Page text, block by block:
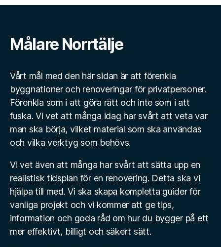
Målare Norrtälje
Vårt mål med den här sidan är att förenkla
byggnationer och renoveringar för privatpersoner.
Förenkla som i att göra rätt och inte som i att
fuska. Vi vet att många idag har svårt att veta var
man ska börja, vilket material som ska användas
och vilka verktyg som behövs.
Vi vet även att många har svårt att sätta upp en
realistisk tidsplan för en renovering. Detta ska vi
hjälpa till med. Vi ska skapa kompletta guider för
vanliga projekt och vi kommer att ge tips,
information och goda råd om hur du bygger på ett
mer effektivt, billigt och säkert sätt.